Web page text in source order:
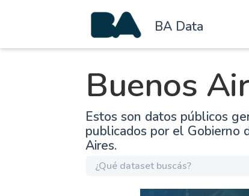
BA Data
Buenos
Estos son datos públicos
publicados por el Gobierno
Aires.